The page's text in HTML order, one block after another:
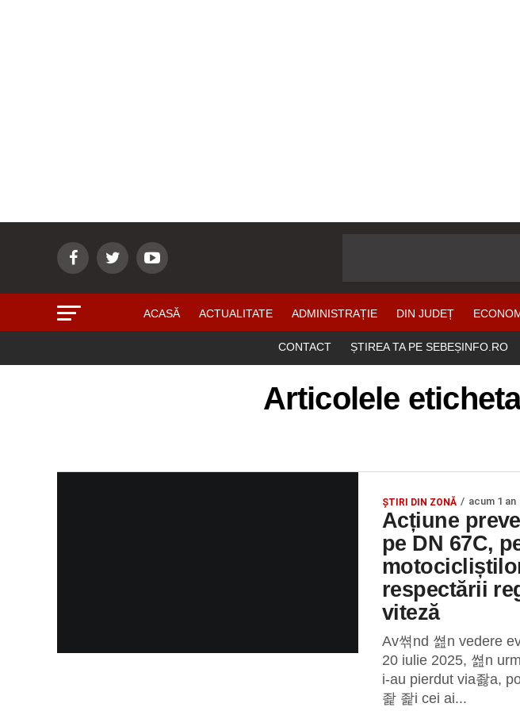
ACASĂ ACTUALITATE ADMINISTRAȚIE DIN JUDEȚ
CONTACT ȘTIREA TA PE SEBEȘINFO.RO
Articolele
ȘTIRI DIN ZONĂ acum 1 an
Acțiune
pe DN 67C,
respectării
viteză
Av쎢nd 쎮n vedere
20 iulie 2025, 쎮n
i-au pierdut via좛a,
좙 좙i cei ai...